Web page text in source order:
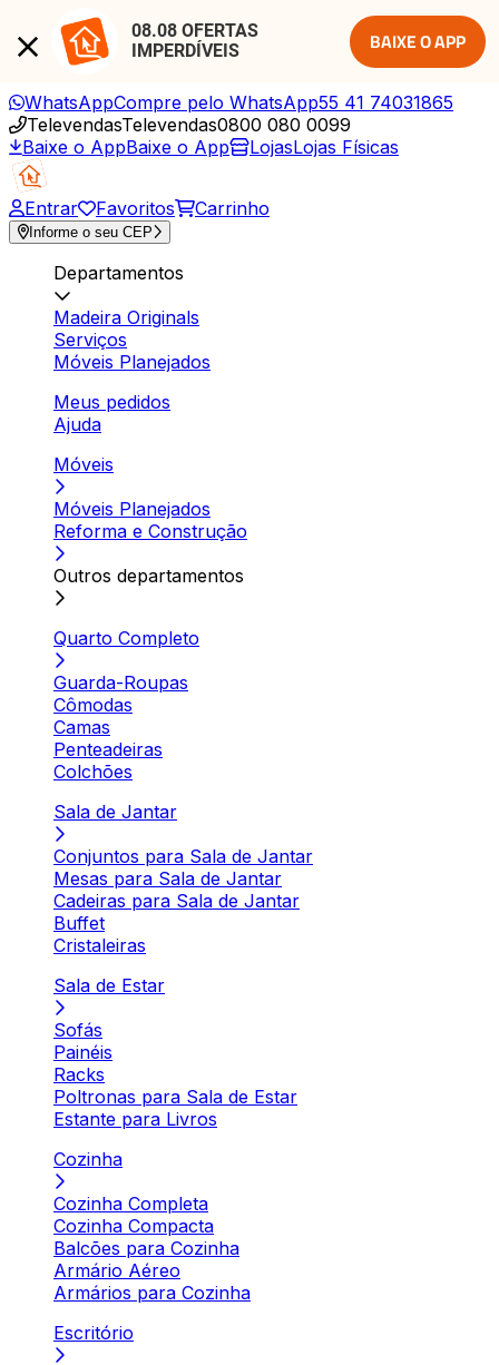
08.08 OFERTAS
IMPERDÍVEIS
BAIXE O APP
WhatsAppCompre pelo WhatsApp55 41 74031865
TelevendasTelevendas0800 080 0099
Baixe o AppBaixe o App LojasLojas Físicas
Entrar Favoritos Carrinho
Informe o seu CEP
Departamentos
Madeira Originals
Serviços
Móveis Planejados
Meus pedidos
Ajuda
Móveis
Móveis Planejados
Reforma e Construção
Outros departamentos
Quarto Completo
Guarda-Roupas
Cômodas
Camas
Penteadeiras
Colchões
Sala de Jantar
Conjuntos para Sala de Jantar
Mesas para Sala de Jantar
Cadeiras para Sala de Jantar
Buffet
Cristaleiras
Sala de Estar
Sofás
Painéis
Racks
Poltronas para Sala de Estar
Estante para Livros
Cozinha
Cozinha Completa
Cozinha Compacta
Balcões para Cozinha
Armário Aéreo
Armários para Cozinha
Escritório